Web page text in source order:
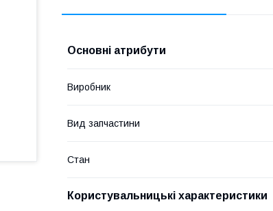
Основні атрибути
Виробник
Вид запчастини
Стан
Користувальницькі характеристики